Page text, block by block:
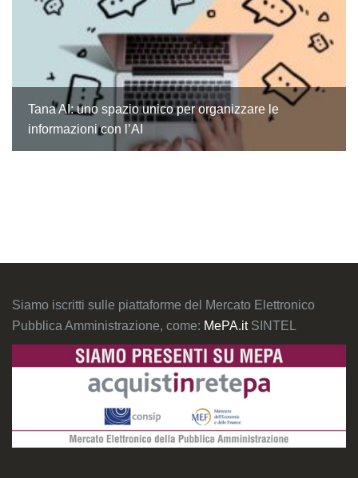
Tana AI: uno spazio unico per organizzare le
informazioni con l’AI
Siamo iscritti sulle piattaforme del Mercato Elettronico
Pubblica Amministrazione, come: MePA.it SINTEL